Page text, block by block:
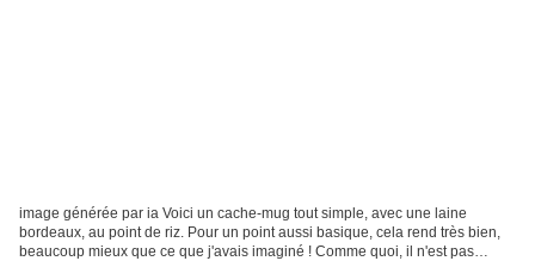
image générée par ia Voici un cache-mug tout simple, avec une laine
bordeaux, au point de riz. Pour un point aussi basique, cela rend très bien,
beaucoup mieux que ce que j'avais imaginé ! Comme quoi, il n'est pas